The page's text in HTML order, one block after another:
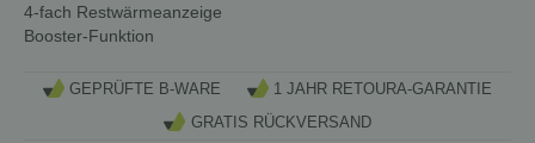
4-fach Restwärmeanzeige
Booster-Funktion
GEPRÜFTE B-WARE
1 JAHR RETOURA-GARANTIE
GRATIS RÜCKVERSAND